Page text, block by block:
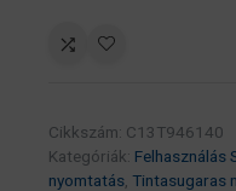
Cikkszám: C13T946140
Kategóriák: Felhasználás
nyomtatás Tintasugaras